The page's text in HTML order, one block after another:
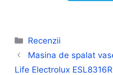
Categorii
Recenzii
Masina de spalat
Life Electrolux